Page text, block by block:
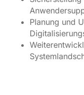
Planung und